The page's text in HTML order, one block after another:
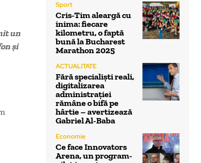
un
și
Sport
Cris-Tim aleargă cu
inima: fiecare
kilometru, o faptă
bună la Bucharest
Marathon 2025
ACTUALITATE
Fără specialiști reali,
digitalizarea
administrației
rămâne o bifă pe
hârtie – avertizează
Gabriel Al-Baba
Economie
Ce face Innovators
Arena, un program-